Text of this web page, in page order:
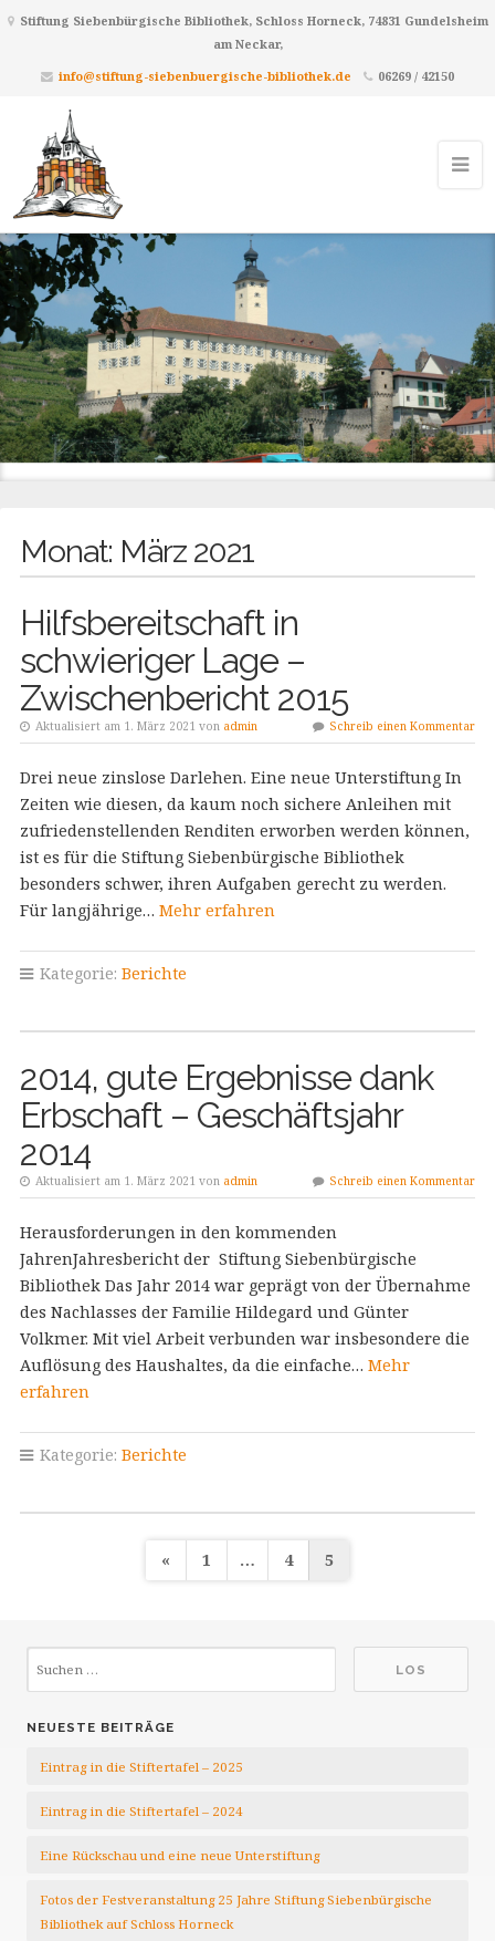
Stiftung Siebenbürgische Bibliothek, Schloss Horneck, 74831 Gundelsheim
am Neckar,
info@stiftung-siebenbuergische-bibliothek.de
06269 / 42150
Monat: März 2021
Hilfsbereitschaft in
schwieriger Lage –
Zwischenbericht 2015
Aktualisiert am 1. März 2021 von admin Schreib einen Kommentar
Drei neue zinslose Darlehen. Eine neue Unterstiftung In
Zeiten wie diesen, da kaum noch sichere Anleihen mit
zufriedenstellenden Renditen erworben werden können,
ist es für die Stiftung Siebenbürgische Bibliothek
besonders schwer, ihren Aufgaben gerecht zu werden.
Für langjährige… Mehr erfahren
Kategorie: Berichte
2014, gute Ergebnisse dank
Erbschaft – Geschäftsjahr
2014
Aktualisiert am 1. März 2021 von admin Schreib einen Kommentar
Herausforderungen in den kommenden
JahrenJahresbericht der Stiftung Siebenbürgische
Bibliothek Das Jahr 2014 war geprägt von der Übernahme
des Nachlasses der Familie Hildegard und Günter
Volkmer. Mit viel Arbeit verbunden war insbesondere die
Auflösung des Haushaltes, da die einfache… Mehr
erfahren
Kategorie: Berichte
Seitennummerierung
« 1 … 4 5
NEUESTE BEITRÄGE
Eintrag in die Stiftertafel – 2025
Eintrag in die Stiftertafel – 2024
Eine Rückschau und eine neue Unterstiftung
Fotos der Festveranstaltung 25 Jahre Stiftung Siebenbürgische
Bibliothek auf Schloss Horneck